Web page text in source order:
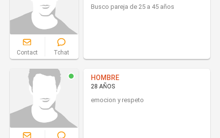
Contact Tchat
Busco pareja de 25 a 45 años
HOMBRE
28 AÑOS
emocion y respeto